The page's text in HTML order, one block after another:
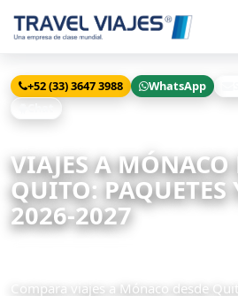
+52 (33) 3647 3988 WhatsApp
VIAJES A MÓNACO
QUITO: PAQUETES
2026-2027
Compara viajes a Mónaco desde